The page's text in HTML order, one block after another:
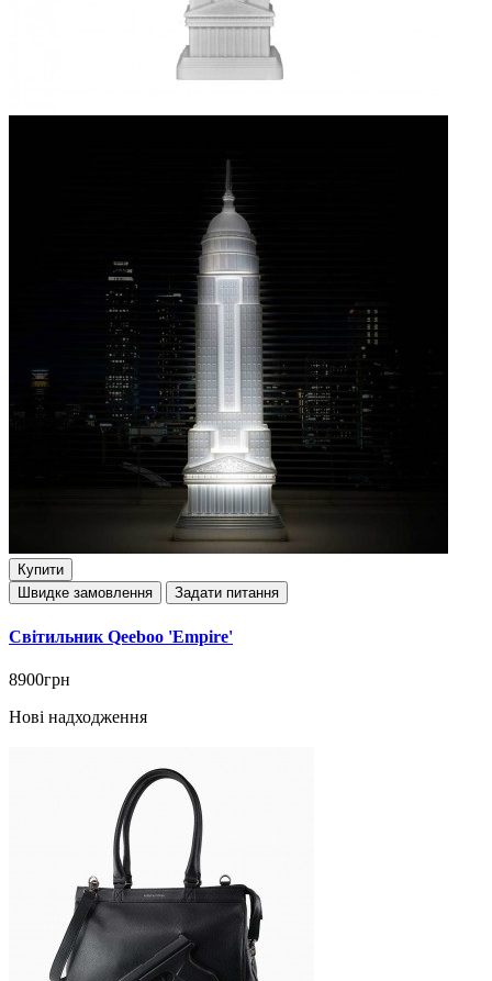
Купити
Швидке замовлення
Задати питання
Світильник Qeeboo 'Empire'
8900грн
Нові надходження